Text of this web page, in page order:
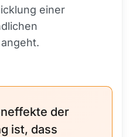
einer
der
ist, dass